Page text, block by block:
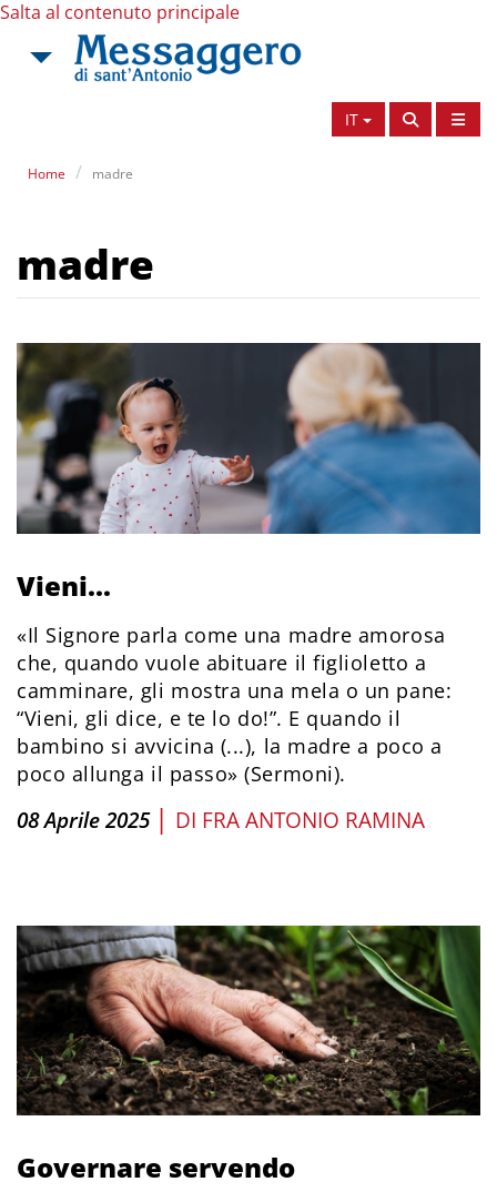
Salta al contenuto principale
IT
Home madre
madre
Vieni...
«Il Signore parla come una madre amorosa
che, quando vuole abituare il figlioletto a
camminare, gli mostra una mela o un pane:
“Vieni, gli dice, e te lo do!”. E quando il
bambino si avvicina (...), la madre a poco a
poco allunga il passo» (Sermoni).
08 Aprile 2025 | DI FRA ANTONIO RAMINA
Governare servendo